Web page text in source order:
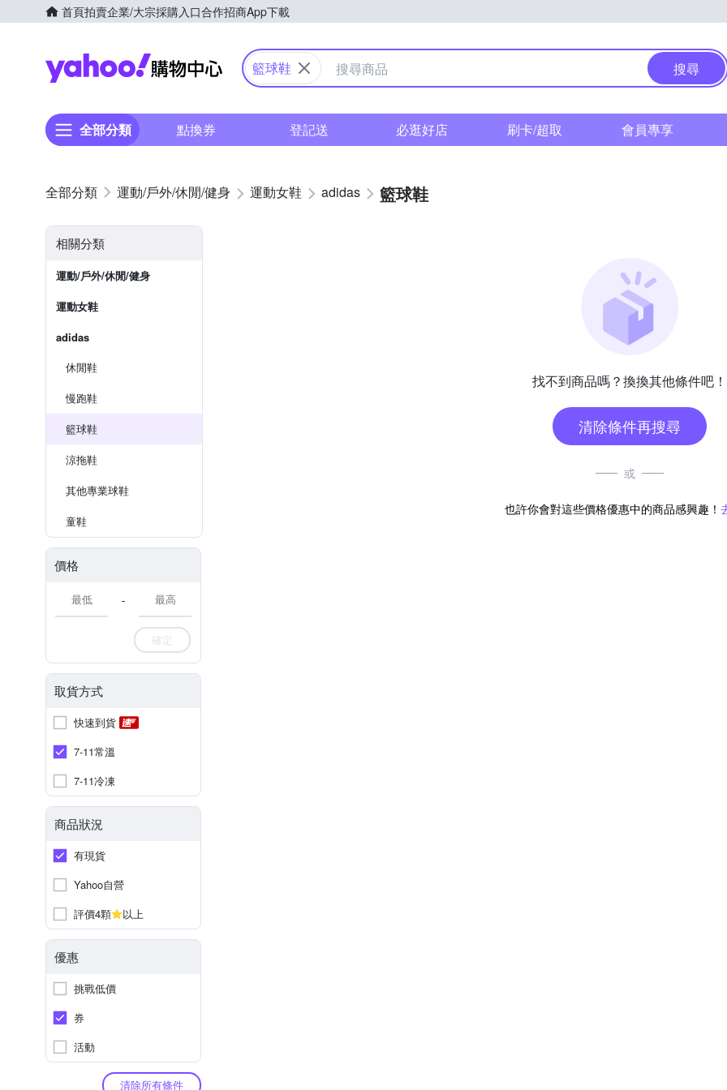
首頁拍賣企業/大宗採購入口合作招商App下載
Yahoo購物中心
籃球鞋 搜尋
全部分類 點換券 登記送 必逛好店 刷卡/超取 會員專享
運動/戶外/休閒/健身 運動女鞋 adidas 籃球鞋
相關分類
運動/戶外/休閒/健身
運動女鞋
adidas
休閒鞋
慢跑鞋
籃球鞋
涼拖鞋
其他專業球鞋
童鞋
價格
-
確定
取貨方式
快速到貨
7-11常溫
7-11冷凍
商品狀況
有現貨
Yahoo自營
評價4顆
以上
優惠
挑戰低價
券
活動
清除所有條件
找不到商品嗎？換換其他條件吧！
清除條件再搜尋
或
也許你會對這些價格優惠中的商品感興趣！